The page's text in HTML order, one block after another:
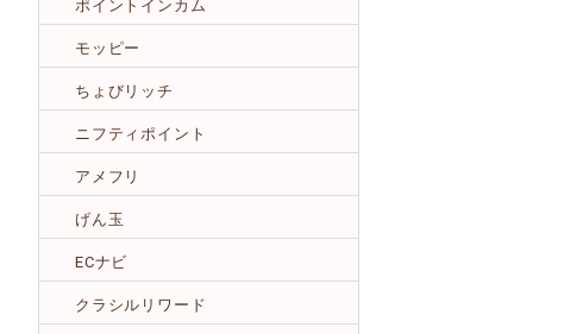
ポイントインカム
モッピー
ちょびリッチ
ニフティポイント
アメフリ
げん玉
ECナビ
クラシルリワード